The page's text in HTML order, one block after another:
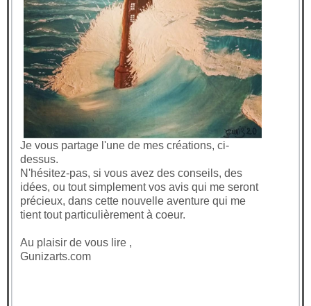
Je vous partage l'une de mes créations, ci-
dessus.
N'hésitez-pas, si vous avez des conseils, des
idées, ou tout simplement vos avis qui me seront
précieux, dans cette nouvelle aventure qui me
tient tout particulièrement à coeur.
Au plaisir de vous lire ,
Gunizarts.com